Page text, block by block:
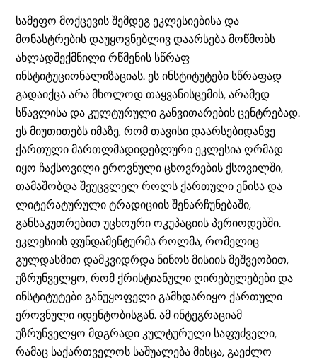
სამეფო მოქცევის შემდეგ ეკლესიებისა და
მონასტრების დაუყოვნებლივ დაარსება მოწმობს
ახლადშექმნილი რწმენის სწრაფ
ინსტიტუციონალიზაციას. ეს ინსტიტუტები სწრაფად
გადაიქცა არა მხოლოდ თაყვანისცემის, არამედ
სწავლისა და კულტურული განვითარების ცენტრებად.
ეს მიუთითებს იმაზე, რომ თავისი დაარსებიდანვე
ქართული მართლმადიდებლური ეკლესია ღრმად
იყო ჩაქსოვილი ეროვნული ცხოვრების ქსოვილში,
თამაშობდა შეუცვლელ როლს ქართული ენისა და
ლიტერატურული ტრადიციის შენარჩუნებაში,
განსაკუთრებით უცხოური ოკუპაციის პერიოდებში.
ეკლესიის ფუნდამენტურმა როლმა, რომელიც
გულდასმით დამკვიდრდა ნინოს მისიის მეშვეობით,
უზრუნველყო, რომ ქრისტიანული ღირებულებები და
ინსტიტუტები განუყოფელი გამხდარიყო ქართული
ეროვნული იდენტობისგან. ამ ინტეგრაციამ
უზრუნველყო მდგრადი კულტურული საფუძველი,
რამაც საქართველოს საშუალება მისცა, გაეძლო